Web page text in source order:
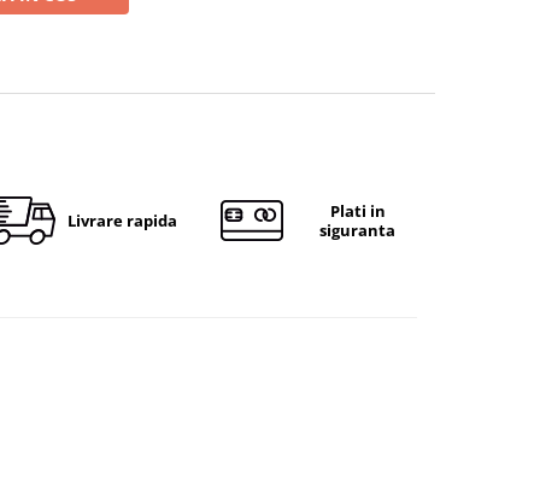
Livrare rapida
Plati in
siguranta